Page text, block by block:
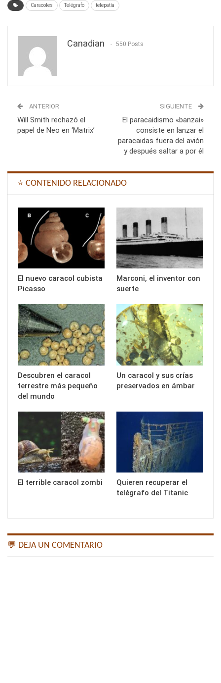
Caracoles Telégrafo telepatía
Canadian 550 Posts
ANTERIOR
Will Smith rechazó el
papel de Neo en ‘Matrix’
SIGUIENTE
El paracaidismo «banzai»
consiste en lanzar el
paracaidas fuera del avión
y después saltar a por él
⭐ CONTENIDO RELACIONADO
El nuevo caracol cubista
Picasso
Marconi, el inventor con
suerte
Descubren el caracol
terrestre más pequeño
del mundo
Un caracol y sus crías
preservados en ámbar
El terrible caracol zombi
Quieren recuperar el
telégrafo del Titanic
💬 DEJA UN COMENTARIO